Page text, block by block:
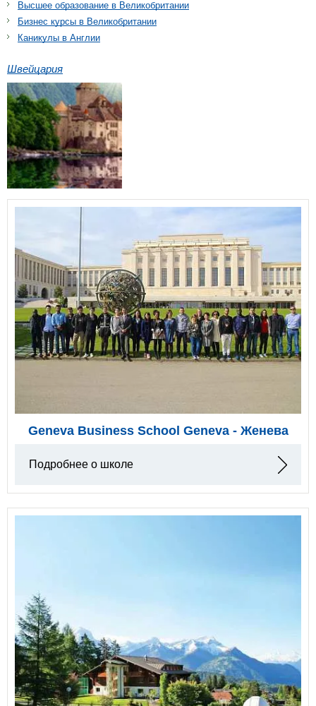
Высшее образование в Великобритании
Бизнес курсы в Великобритании
Каникулы в Англии
Швейцария
Geneva Business School Geneva - Женева
Подробнее о школе